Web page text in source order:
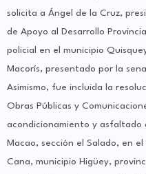
solicita a Ángel de la Cruz,
de Apoyo al Desarrollo
policial en el municipio
Macorís, presentado por la
Asimismo, fue incluida la
Obras Públicas y
acondicionamiento y asfaltado
Macao, sección el Salado, en
Cana, municipio Higüey,